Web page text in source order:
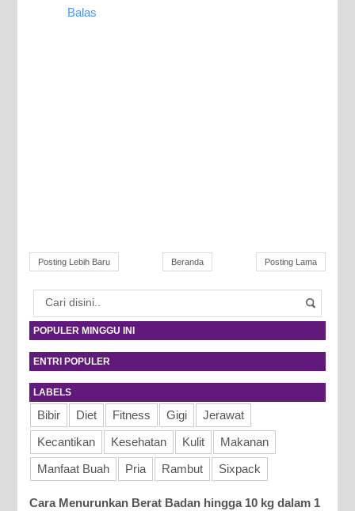
Balas
Posting Lebih Baru Posting Lama
Beranda
POPULER MINGGU INI
ENTRI POPULER
LABELS
Bibir Diet Fitness Gigi
Jerawat
Kecantikan
Kesehatan Kulit
Makanan
Manfaat Buah
Pria Rambut Sixpack
Cara Menurunkan Berat Badan hingga 10 kg dalam 1